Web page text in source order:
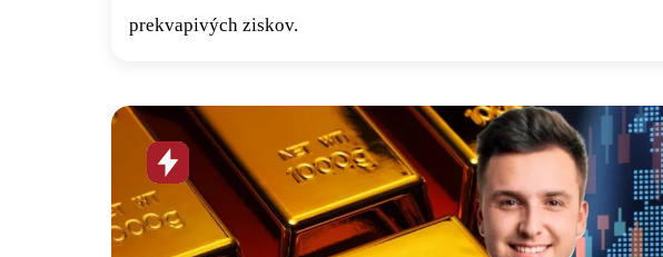
prekvapivých ziskov.
Horúca
novinka